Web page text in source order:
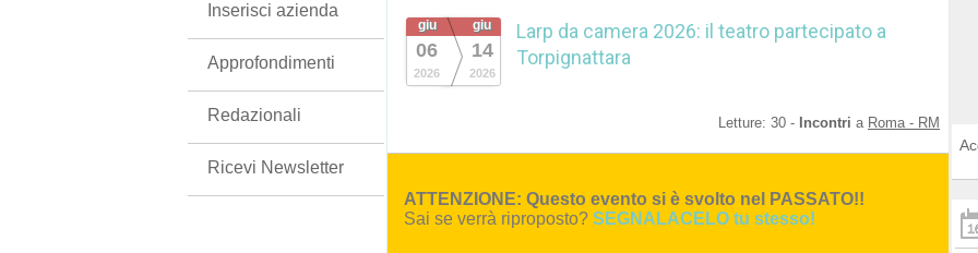
giu
06
2026
giu
14
2026
Larp da camera 2026: il teatro partecipato a
Torpignattara
Letture: 30 - Incontri a Roma - RM
ATTENZIONE: Questo evento si è svolto nel PASSATO!!
Sai se verrà riproposto? SEGNALACELO tu stesso!
Inserisci azienda
Approfondimenti
Redazionali
Ricevi Newsletter